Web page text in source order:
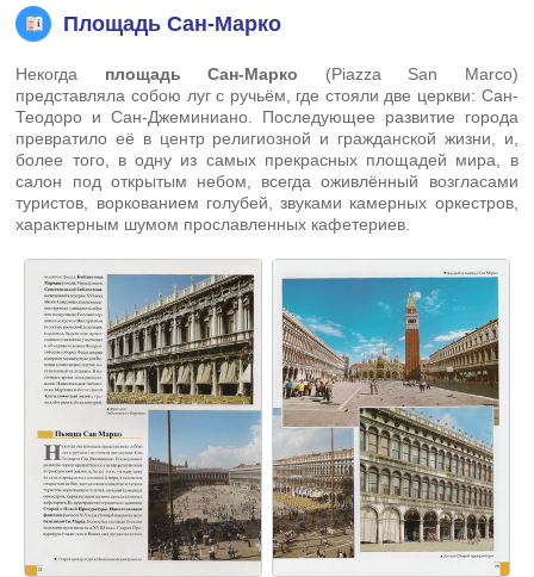
Площадь Сан-Марко
Некогда площадь Сан-Марко (Piazza San Marco)
представляла собою луг с ручьём, где стояли две церкви: Сан-
Теодоро и Сан-Джеминиано. Последующее развитие города
превратило её в центр религиозной и гражданской жизни, и,
более того, в одну из самых прекрасных площадей мира, в
салон под открытым небом, всегда оживлённый возгласами
туристов, воркованием голубей, звуками камерных оркестров,
характерным шумом прославленных кафетериев.